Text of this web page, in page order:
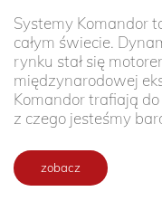
Systemy Komandor
całym świecie.
rynku stał się
międzynarodowej
Komandor trafiają
z czego jesteśmy
zobacz